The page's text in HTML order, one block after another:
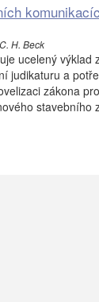
H. Beck
ucelený výklad
judikaturu a
zákona
stavebního